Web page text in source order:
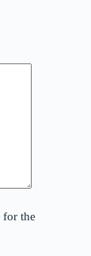
for the